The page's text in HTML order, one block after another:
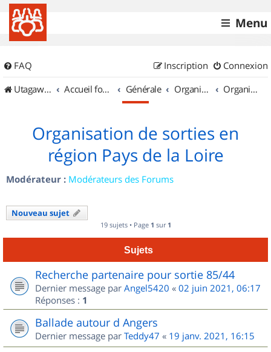
Menu
FAQ Connexion
Inscription
UtagawaVTT (Randos VTT et VTTAE avec traces GPS)
Accueil forum Générale Organisation de sorties & Recherche de partenaires Organisation de sorties en région Pays de la Loire
Organisation de sorties en
région Pays de la Loire
Modérateur : Modérateurs des Forums
Nouveau sujet
19 sujets • Page 1 sur 1
Sujets
Recherche partenaire pour sortie 85/44
Dernier message par Angel5420 « 02 juin 2021, 06:17
Réponses : 1
Ballade autour d Angers
Dernier message par Teddy47 « 19 janv. 2021, 16:15